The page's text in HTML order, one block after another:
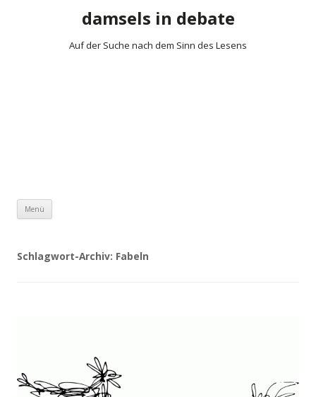
damsels in debate
Auf der Suche nach dem Sinn des Lesens
Menü
Schlagwort-Archiv: Fabeln